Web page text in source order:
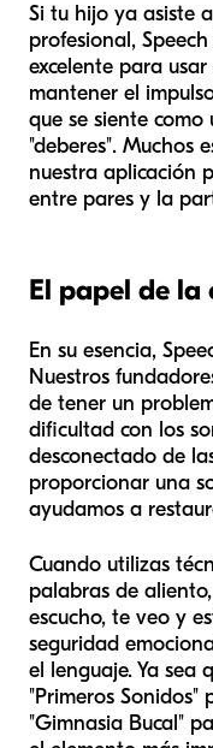
Si tu hijo ya asiste
profesional,
excelente para
mantener el
que se siente
"deberes". Muchos
nuestra aplicación
entre pares y la
El papel de
En su esencia,
Nuestros
de tener un
dificultad con los
desconectado de
proporcionar una
ayudamos a
Cuando utilizas
palabras de
escucho, te veo y
seguridad
el lenguaje. Ya sea
"Primeros Sonidos"
"Gimnasia Bucal"